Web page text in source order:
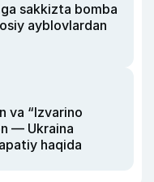
sakkizta bomba
ayblovlardan
va “Izvarino
— Ukraina
haqida